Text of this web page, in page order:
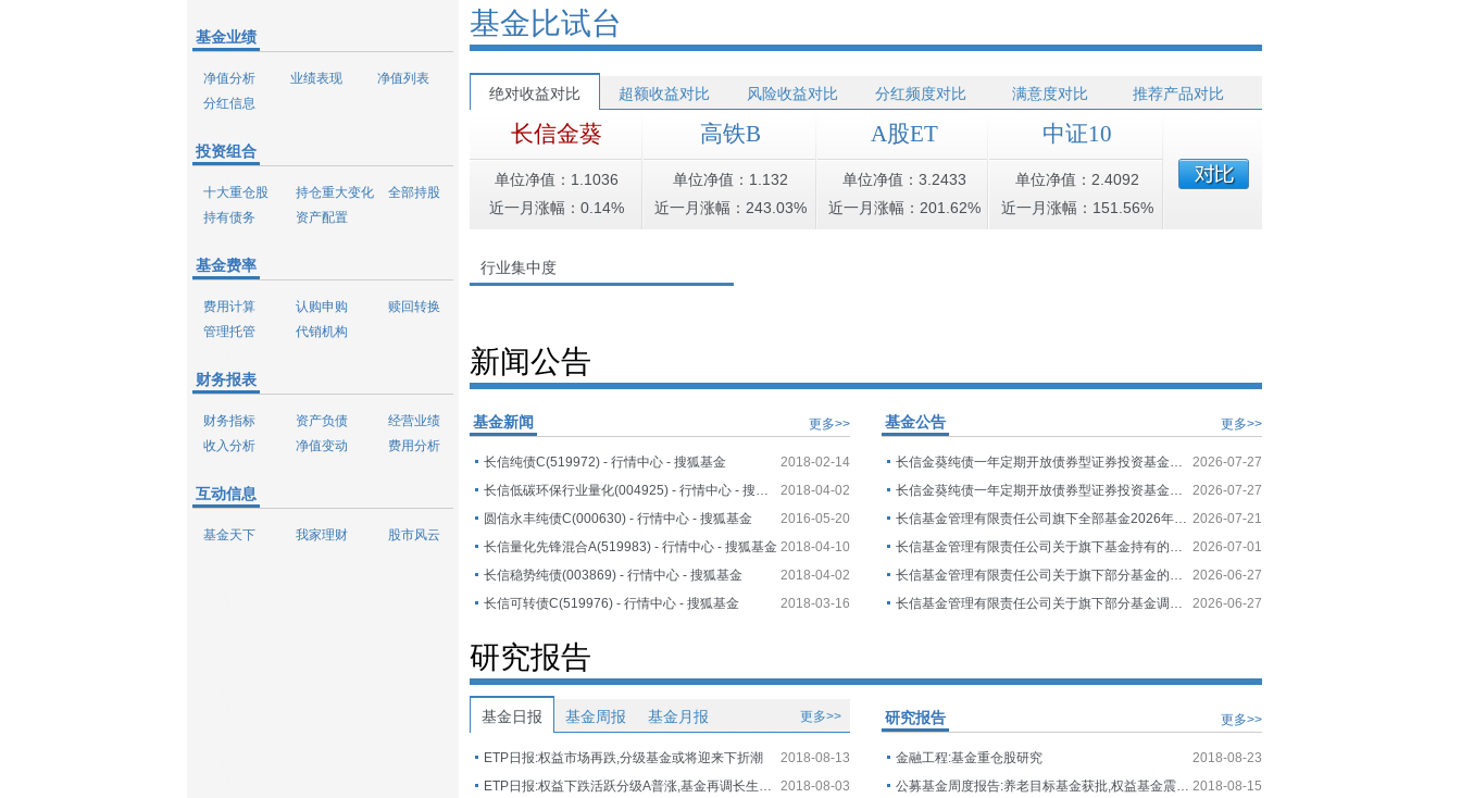
基金业绩
净值分析 业绩表现
净值列表
分红信息
投资组合
十大重仓股 持仓重大变化
全部持股
持有债务
资产配置
基金费率
费用计算 认购申购
赎回转换
管理托管
代销机构
财务报表
财务指标 资产负债
经营业绩
收入分析
净值变动 费用分析
互动信息
基金天下 我家理财 股市风云
基金比试台
绝对收益对比 超额收益对比 风险收益对比 分红频度对比 满意度对比 推荐产品对比
长信金葵
单位净值：1.1036
近一月涨幅：0.14%
高铁B
单位净值：1.132
近一月涨幅：243.03%
A股ET
单位净值：3.2433
近一月涨幅：201.62%
中证10
单位净值：2.4092
近一月涨幅：151.56%
行业集中度
新闻公告
更多>>
基金新闻
2018-02-14
长信纯债C(519972) - 行情中心 - 搜狐基金
2018-04-02
长信低碳环保行业量化(004925) - 行情中心 - 搜狐基金
2016-05-20
圆信永丰纯债C(000630) - 行情中心 - 搜狐基金
2018-04-10
长信量化先锋混合A(519983) - 行情中心 - 搜狐基金
2018-04-02
长信稳势纯债(003869) - 行情中心 - 搜狐基金
2018-03-16
长信可转债C(519976) - 行情中心 - 搜狐基金
更多>>
基金公告
2026-07-27
长信金葵纯债一年定期开放债券型证券投资基金更新的招募说明书
2026-07-27
长信金葵纯债一年定期开放债券型证券投资基金（长信金葵纯债一年定开债券A类份额）基金产品资料概要更新
2026-07-21
长信基金管理有限责任公司旗下全部基金2026年第二季度报告提示性公告
2026-07-01
长信基金管理有限责任公司关于旗下基金持有的停牌股票调整估值方法的公告
2026-06-27
长信基金管理有限责任公司关于旗下部分基金的基金合同提示性公告
2026-06-27
长信基金管理有限责任公司关于旗下部分基金调整业绩比较基准并修订基金合同等法律文件的公告
研究报告
基金日报 基金周报 基金月报 更多>>
2018-08-13
ETP日报:权益市场再跌,分级基金或将迎来下折潮
2018-08-03
ETP日报:权益下跌活跃分级A普涨,基金再调长生生物估值
更多>>
研究报告
2018-08-23
金融工程:基金重仓股研究
2018-08-15
公募基金周度报告:养老目标基金获批,权益基金震荡反弹